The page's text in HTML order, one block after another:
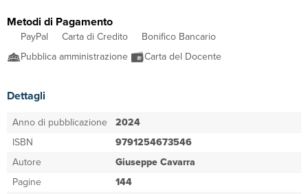
Metodi di Pagamento
PayPal Carta di Credito
Bonifico Bancario
Pubblica amministrazione
Carta del Docente
Dettagli
Anno di pubblicazione 2024
ISBN
9791254673546
Autore
Giuseppe Cavarra
Pagine
144